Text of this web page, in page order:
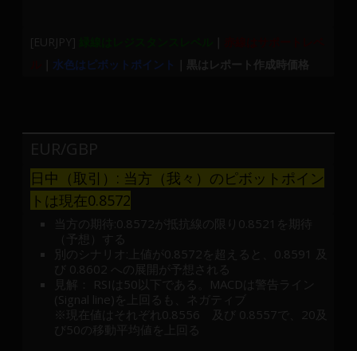
[EURJPY]
｜水色はピボットポイント ｜黒はレポート作成時価格
EUR/GBP
日中（取引）: 当方（我々）のピボットポイン
トは現在0.8572
当方の期待:0.8572が抵抗線の限り0.8521を期待
（予想）する
別のシナリオ:上値が0.8572を超えると、0.8591 及
び 0.8602 への展開が予想される
見解： RSIは50以下である。MACDは警告ライン
(Signal line)を上回るも、ネガティブ
※現在値はそれぞれ0.8556 及び 0.8557で、20及
び50の移動平均値を上回る